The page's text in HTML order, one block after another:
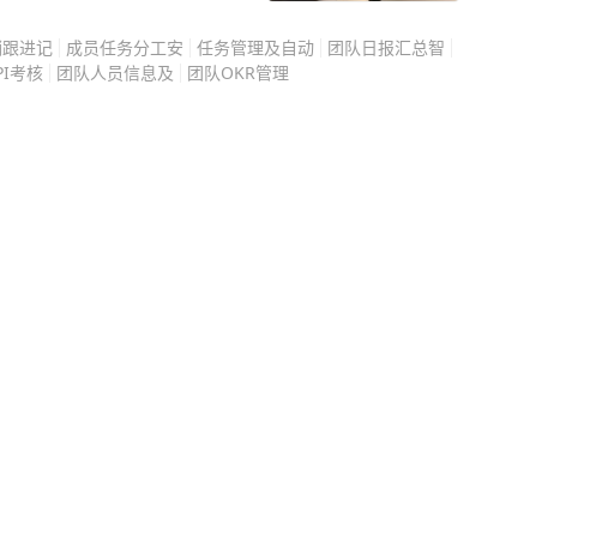
浮动空间，确保大部分
合的方式，若用电量或
，之后找酒店协调处
进记 成员任务分工安 任务管理及自动
团队日报汇总智
考核 团队人员信息及 团队OKR管理